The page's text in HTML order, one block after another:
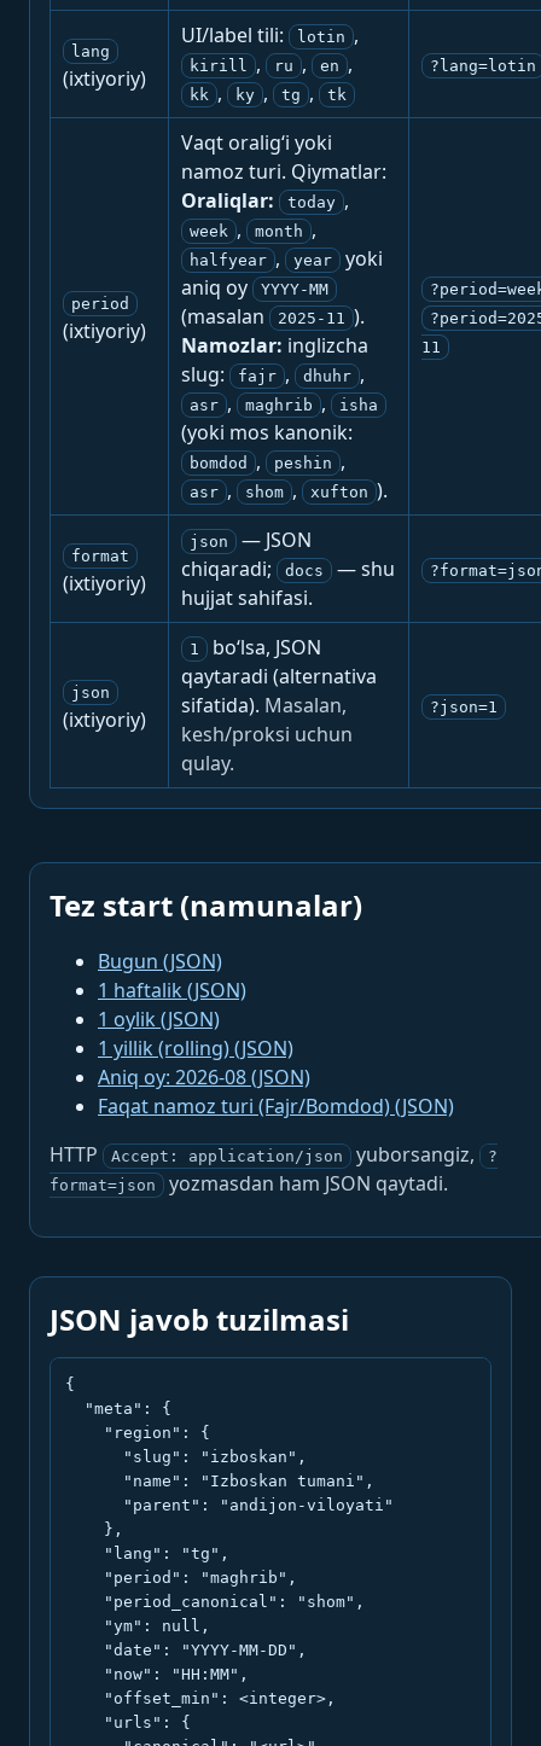
lang
(ixtiyoriy)
UI/label tili: lotin ,
kirill , ru , en ,
kk , ky , tg , tk
?lang=lotin
period
(ixtiyoriy)
Vaqt oralig‘i yoki
namoz turi. Qiymatlar:
Oraliqlar:
today ,
week , month ,
halfyear , year
yoki
aniq oy
YYYY-MM
(masalan 2025-11 ).
Namozlar: inglizcha
slug:
fajr , dhuhr ,
asr , maghrib , isha
(yoki mos kanonik:
bomdod , peshin ,
asr , shom , xufton ).
11
format
(ixtiyoriy)
json
— JSON
chiqaradi;
docs
— shu
hujjat sahifasi.
json
(ixtiyoriy)
1
bo‘lsa, JSON
qaytaradi (alternativa
sifatida). Masalan,
kesh/proksi uchun
qulay.
?json=1
Tez start (namunalar)
Bugun (JSON)
1 haftalik (JSON)
1 oylik (JSON)
1 yillik (rolling) (JSON)
Aniq oy: 2026-08 (JSON)
Faqat namoz turi (Fajr/Bomdod) (JSON)
HTTP
Accept: application/json yuborsangiz,
?
format=json
yozmasdan ham JSON qaytadi.
JSON javob tuzilmasi
{
  "meta": {
    "region": {
      "slug": "izboskan",
      "name": "Izboskan tumani",
      "parent": "andijon-viloyati"
    },
    "lang": "tg",
    "period": "maghrib",
    "period_canonical": "shom",
    "ym": null,
    "date": "YYYY-MM-DD",
    "now": "HH:MM",
    "offset_min": <integer>,
    "urls": {